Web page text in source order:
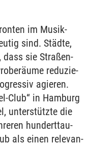
im Mu­sik-
sind. Städte,
dass sie Straßen­
re­du­zie­
agie­ren.
Club“ in Ham­burg
un­terstützte die
hun­dert­tau­
als ei­nen re­le­van­